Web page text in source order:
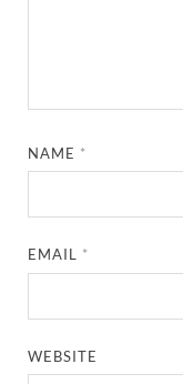
NAME *
EMAIL *
WEBSITE